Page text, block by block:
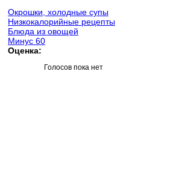
Окрошки, холодные супы
Низкокалорийные рецепты
Блюда из овощей
Минус 60
Оценка:
Голосов пока нет